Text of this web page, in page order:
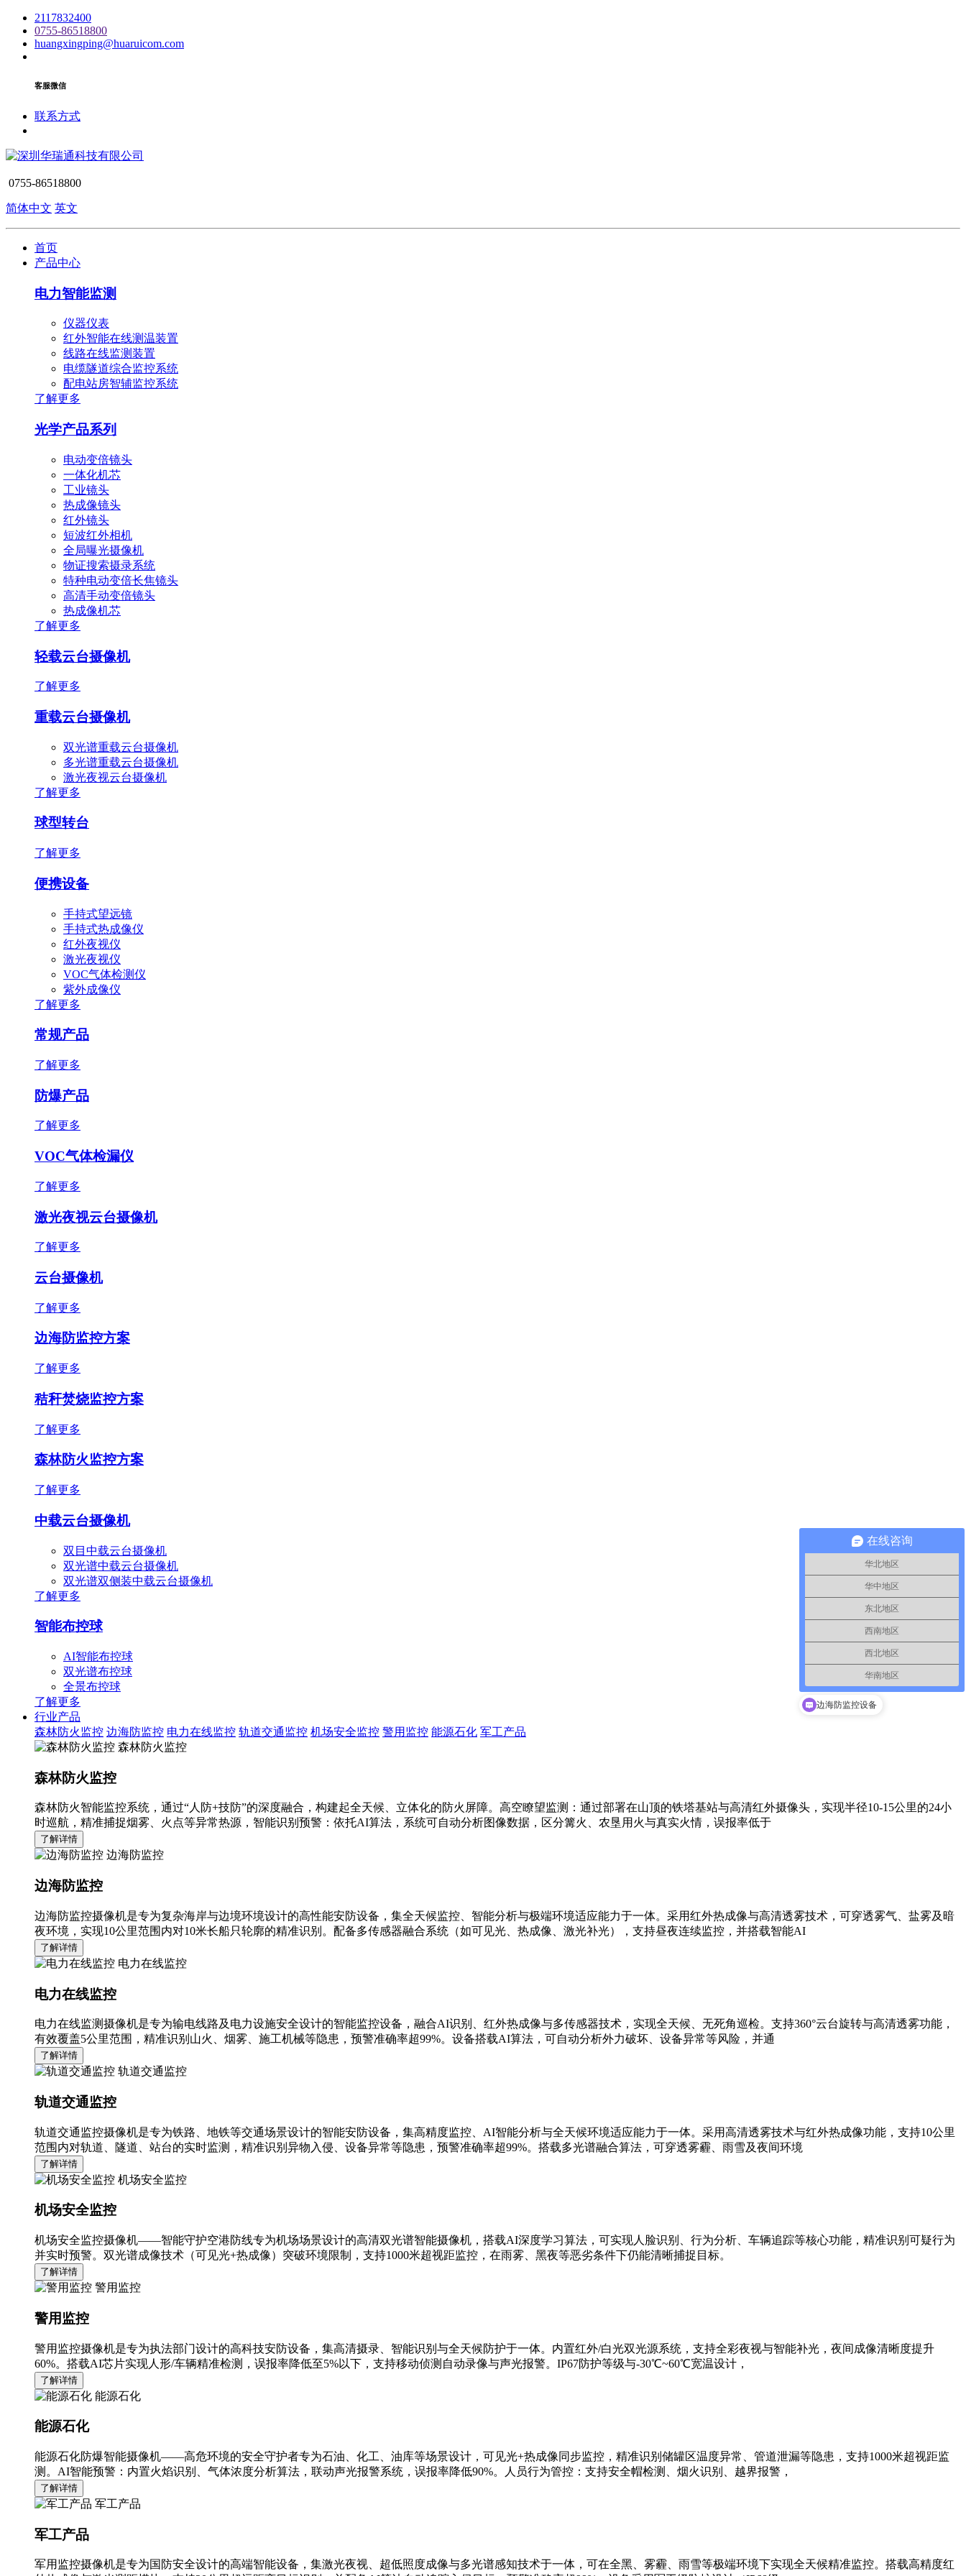
2117832400
0755-86518800
huangxingping@huaruicom.com
客服微信
联系方式
0755-86518800
简体中文 英文
首页
产品中心
电力智能监测
仪器仪表
红外智能在线测温装置
线路在线监测装置
电缆隧道综合监控系统
配电站房智辅监控系统
了解更多
光学产品系列
电动变倍镜头
一体化机芯
工业镜头
热成像镜头
红外镜头
短波红外相机
全局曝光摄像机
物证搜索摄录系统
特种电动变倍长焦镜头
高清手动变倍镜头
热成像机芯
了解更多
轻载云台摄像机
了解更多
重载云台摄像机
双光谱重载云台摄像机
多光谱重载云台摄像机
激光夜视云台摄像机
了解更多
球型转台
了解更多
便携设备
手持式望远镜
手持式热成像仪
红外夜视仪
激光夜视仪
VOC气体检测仪
紫外成像仪
了解更多
常规产品
了解更多
防爆产品
了解更多
VOC气体检漏仪
了解更多
激光夜视云台摄像机
了解更多
云台摄像机
了解更多
边海防监控方案
了解更多
秸秆焚烧监控方案
了解更多
森林防火监控方案
了解更多
中载云台摄像机
双目中载云台摄像机
双光谱中载云台摄像机
双光谱双侧装中载云台摄像机
了解更多
智能布控球
AI智能布控球
双光谱布控球
全景布控球
了解更多
行业产品
森林防火监控 边海防监控 电力在线监控 轨道交通监控 机场安全监控 警用监控 能源石化 军工产品
森林防火监控
森林防火监控
森林防火智能监控系统，通过“人防+技防”的深度融合，构建起全天候、立体化的防火屏障。高空瞭望监测：通过部署在山顶的铁塔基站与高清红外摄像头，实现半径10-15公里的24小
时巡航，精准捕捉烟雾、火点等异常热源，智能识别预警：依托AI算法，系统可自动分析图像数据，区分篝火、农垦用火与真实火情，误报率低于
了解详情
边海防监控
边海防监控
边海防监控摄像机是专为复杂海岸与边境环境设计的高性能安防设备，集全天候监控、智能分析与极端环境适应能力于一体。采用红外热成像与高清透雾技术，可穿透雾气、盐雾及暗
夜环境，实现10公里范围内对10米长船只轮廓的精准识别。配备多传感器融合系统（如可见光、热成像、激光补光），支持昼夜连续监控，并搭载智能AI
了解详情
电力在线监控
电力在线监控
电力在线监测摄像机是专为输电线路及电力设施安全设计的智能监控设备，融合AI识别、红外热成像与多传感器技术，实现全天候、无死角巡检。支持360°云台旋转与高清透雾功能，
有效覆盖5公里范围，精准识别山火、烟雾、施工机械等隐患，预警准确率超99%。设备搭载AI算法，可自动分析外力破坏、设备异常等风险，并通
了解详情
轨道交通监控
轨道交通监控
轨道交通监控摄像机是专为铁路、地铁等交通场景设计的智能安防设备，集高精度监控、AI智能分析与全天候环境适应能力于一体。采用高清透雾技术与红外热成像功能，支持10公里
范围内对轨道、隧道、站台的实时监测，精准识别异物入侵、设备异常等隐患，预警准确率超99%。搭载多光谱融合算法，可穿透雾霾、雨雪及夜间环境
了解详情
机场安全监控
机场安全监控
机场安全监控摄像机——智能守护空港防线专为机场场景设计的高清双光谱智能摄像机，搭载AI深度学习算法，可实现人脸识别、行为分析、车辆追踪等核心功能，精准识别可疑行为
并实时预警。双光谱成像技术（可见光+热成像）突破环境限制，支持1000米超视距监控，在雨雾、黑夜等恶劣条件下仍能清晰捕捉目标。
了解详情
警用监控
警用监控
警用监控摄像机是专为执法部门设计的高科技安防设备，集高清摄录、智能识别与全天候防护于一体。内置红外/白光双光源系统，支持全彩夜视与智能补光，夜间成像清晰度提升
60%。搭载AI芯片实现人形/车辆精准检测，误报率降低至5%以下，支持移动侦测自动录像与声光报警。IP67防护等级与-30℃~60℃宽温设计，
了解详情
能源石化
能源石化
能源石化防爆智能摄像机——高危环境的安全守护者专为石油、化工、油库等场景设计，可见光+热成像同步监控，精准识别储罐区温度异常、管道泄漏等隐患，支持1000米超视距监
测。AI智能预警：内置火焰识别、气体浓度分析算法，联动声光报警系统，误报率降低90%。人员行为管控：支持安全帽检测、烟火识别、越界报警，
了解详情
军工产品
军工产品
军用监控摄像机是专为国防安全设计的高端智能设备，集激光夜视、超低照度成像与多光谱感知技术于一体，可在全黑、雾霾、雨雪等极端环境下实现全天候精准监控。搭载高精度红
在线咨询
华北地区
华中地区
东北地区
西南地区
西北地区
华南地区
边海防监控设备